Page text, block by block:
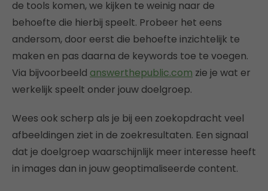
de tools komen, we kijken te weinig naar de
behoefte die hierbij speelt. Probeer het eens
andersom, door eerst die behoefte inzichtelijk te
maken en pas daarna de keywords toe te voegen.
Via bijvoorbeeld answerthepublic.com zie je wat er
werkelijk speelt onder jouw doelgroep.
Wees ook scherp als je bij een zoekopdracht veel
afbeeldingen ziet in de zoekresultaten. Een signaal
dat je doelgroep waarschijnlijk meer interesse heeft
in images dan in jouw geoptimaliseerde content.